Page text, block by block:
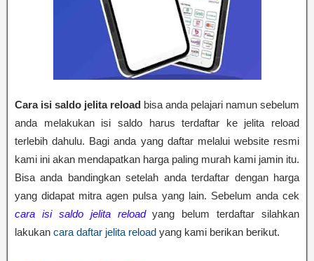
Cara isi saldo jelita reload bisa anda pelajari namun sebelum
anda melakukan isi saldo harus terdaftar ke jelita reload
terlebih dahulu. Bagi anda yang daftar melalui website resmi
kami ini akan mendapatkan harga paling murah kami jamin itu.
Bisa anda bandingkan setelah anda terdaftar dengan harga
yang didapat mitra agen pulsa yang lain. Sebelum anda cek
cara isi saldo jelita reloadyang belum terdaftar silahkan
lakukan cara daftar jelita reload yang kami berikan berikut.